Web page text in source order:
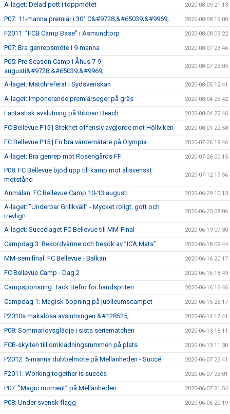
A-laget: Delad pott i toppmötet
2020-08-09 21:13
P07: 11-manna premiär i 30° C&#9728;&#65039;&#9969; 2020-08-08 16:00
F2011: ”FCB Camp Base” i Asmundtorp 2020-08-08 09:22
P07: Bra genrepsmöte i 9-manna 2020-08-07 23:46
P05: Pre Season Camp i Åhus 7-9
augusti&#9728;&#65039;&#9969;
2020-08-07 23:05
A-laget: Matchreferat i Sydsvenskan 2020-08-05 12:41
A-laget: Imponerande premiärseger på gräs 2020-08-04 23:42
Fantastisk avslutning på Ribban Beach 2020-08-04 22:46
FC Bellevue P15 | Stekhet offensiv avgjorde mot Höllviken 2020-08-01 22:58
FC Bellevue P15 | En bra värdemätare på Olympia 2020-07-26 19:46
A-laget: Bra genrep mot Rosengårds FF 2020-07-26 00:15
P08: FC Bellevue bjöd upp till kamp mot allsvenskt
motstånd
2020-07-12 17:56
Anmälan: FC Bellevue Camp 10-13 augusti 2020-06-29 10:13
A-laget: ”Underbar Grillkväll” - Mycket roligt, gott och
trevligt!
2020-06-23 08:06
A-laget: Succélaget FC Bellevue till MM-Final 2020-06-19 07:30
Campdag 3: Rekordvärme och besök av ”ICA Mats” 2020-06-18 09:44
MM-semifinal: FC Bellevue - Balkan 2020-06-16 20:17
FC Bellevue Camp - Dag 2 2020-06-16 18:49
Campsponsring: Tack Befro för handspriten 2020-06-16 16:46
Campdag 1: Magisk öppning på jubileumscampet 2020-06-15 23:17
P2010s makalösa avslutningen &#128525; 2020-06-14 17:41
P08: Sommarlovsglädje i sista seriematchen 2020-06-13 18:11
FCB-skylten till omklädningsrummen på plats 2020-06-13 11:30
P2012: 5-manna dubbelmöte på Mellanheden - Succé 2020-06-07 23:41
F2011: Working together is succés 2020-06-07 23:01
P07: ”Magic moment” på Mellanheden 2020-06-07 21:54
P08: Under svensk flagg 2020-06-06 20:19